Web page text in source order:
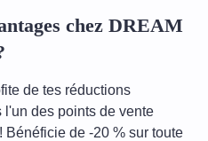
chez DREAM
de tes réductions
des points de vente
Bénéficie de -20 % sur toute